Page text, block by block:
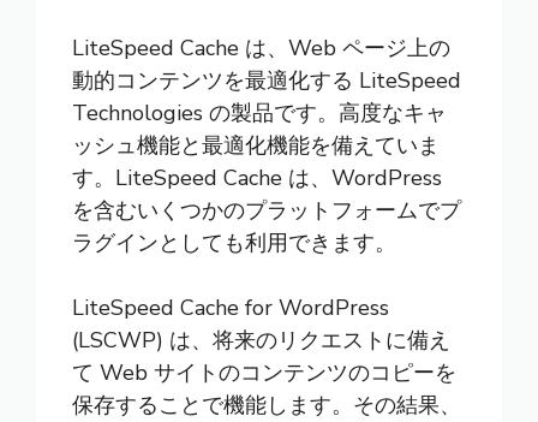
LiteSpeed Cache は、Web ページ上の
動的コンテンツを最適化する LiteSpeed
Technologies の製品です。高度なキャ
ッシュ機能と最適化機能を備えていま
す。LiteSpeed Cache は、WordPress
を含むいくつかのプラットフォームでプ
ラグインとしても利用できます。
LiteSpeed Cache for WordPress
(LSCWP) は、将来のリクエストに備え
て Web サイトのコンテンツのコピーを
保存することで機能します。その結果、